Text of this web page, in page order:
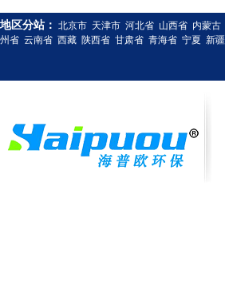
地区分站： 北京市 天津市 河北省 山西省 内蒙古
州省 云南省 西藏 陕西省 甘肃省 青海省 宁夏 新疆